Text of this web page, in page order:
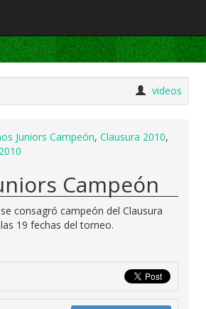
videos
Juniors Campeón, Clausura 2010,
Campeón
consagró campeón del Clausura
19 fechas del torneo.